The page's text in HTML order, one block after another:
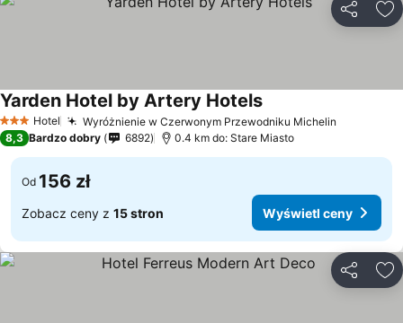
3 Kategoria
Hotel Wyróżnienie w Czerwonym Przewodniku Michelin
Yarden Hotel by Artery Hotels
8,3 Bardzo dobry 6892 0.4 km do: Stare Miasto
Od 156 zł
Zobacz ceny z 15 stron Wyświetl ceny